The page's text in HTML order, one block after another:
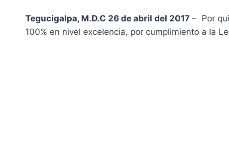
Tegucigalpa, M.D.C 26 de abril del 2017 – Por
100% en nivel excelencia, por cumplimiento a la